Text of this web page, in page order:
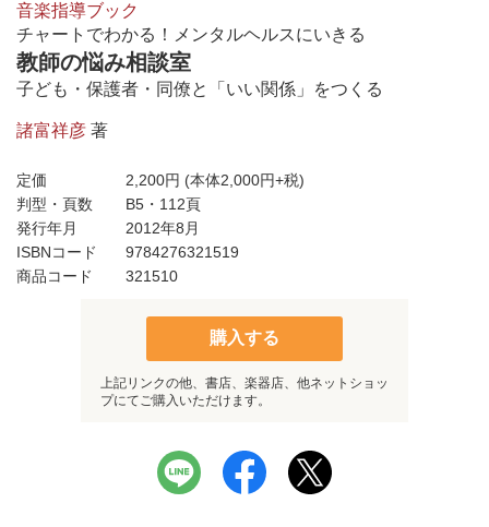
音楽指導ブック
チャートでわかる！メンタルヘルスにいきる
教師の悩み相談室
子ども・保護者・同僚と「いい関係」をつくる
諸富祥彦 著
定価 2,200円 (本体2,000円+税)
判型・頁数
B5・112頁
発行年月
2012年8月
ISBNコード
9784276321519
商品コード
321510
購入する
上記リンクの他、書店、楽器店、他ネットショッ
プにてご購入いただけます。